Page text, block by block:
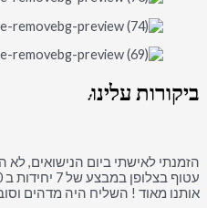
ביקורותעלינו:
הזמנתי לאישתי ביום הנישואים, לא
אותנו מאוד ! השליח היה מדהים